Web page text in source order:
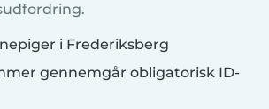
i Frederiksberg
gennemgår obligatorisk ID-